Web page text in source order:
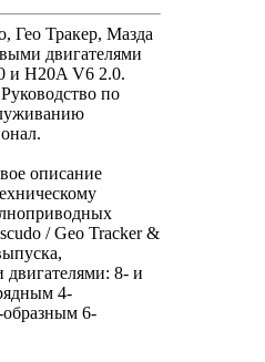
Гео Тракер, Мазда
двигателями
и H20A V6 2.0.
по
описание
/ Geo Tracker &
8- и
4-
6-